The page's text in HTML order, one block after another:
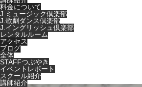
料金について
J.ミュージック倶楽部
J.歌劇ダンス倶楽部
J.イングリッシュ倶楽部
レンタルルーム
アクセス
ブログ
全体
STAFFつぶやき
イベントレポート
スクール紹介
講師紹介